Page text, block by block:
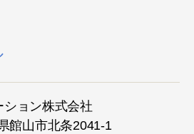
ション株式会社
館山市北条2041-1